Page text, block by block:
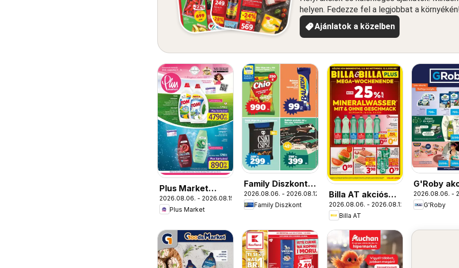
helyen. Fedezze fel a legjobbat a
Ajánlatok a közelben
Plus Market
akciós újság
2026.08.06. - 2026.08.15.
Plus Market
Family Diszkont
akciós újság
2026.08.06. - 2026.08.12.
Family Diszkont
Billa AT akciós
újság
2026.08.06. - 2026.08.12.
Billa AT
G'Roby
újság
2026.08.06. -
G'Roby